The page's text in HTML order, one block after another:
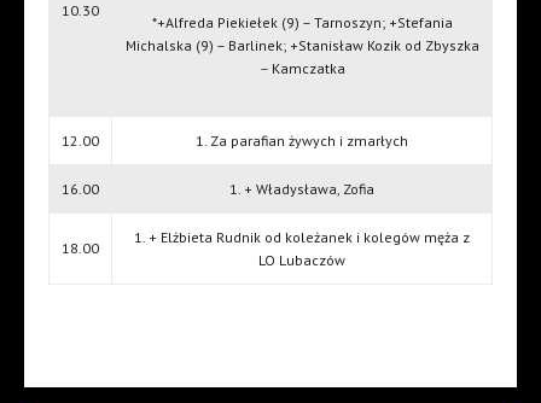
10.30
*+Alfreda Piekiełek (9) – Tarnoszyn; +Stefania
Michalska (9) – Barlinek; +Stanisław Kozik od Zbyszka
– Kamczatka
12.00 1. Za parafian żywych i zmarłych
16.00 1. + Władysława, Zofia
18.00
1. + Elżbieta Rudnik od koleżanek i kolegów męża z
LO Lubaczów